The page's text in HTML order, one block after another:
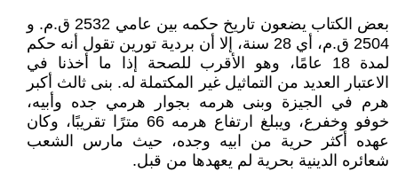
بعض الكتاب يضعون تاريخ حكمه بين عامي 2532 ق.م. و
2504 ق.م، أي 28 سنة، إلا أن بردية تورين تقول أنه حكم
لمدة 18 عامًا، وهو الأقرب للصحة إذا ما أخذنا في
الاعتبار العديد من التماثيل غير المكتملة له. بنى ثالث أكبر
هرم في الجيزة وبنى هرمه بجوار هرمي جده وأبيه،
خوفو وخفرع، ويبلغ ارتفاع هرمه 66 مترًا تقريبًا، وكان
عهده أكثر حرية من ابيه وجده، حيث مارس الشعب
شعائره الدينية بحرية لم يعهدها من قبل.